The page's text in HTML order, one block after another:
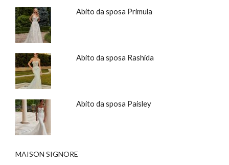
Abito da sposa Primula
Abito da sposa Rashida
Abito da sposa Paisley
MAISON SIGNORE